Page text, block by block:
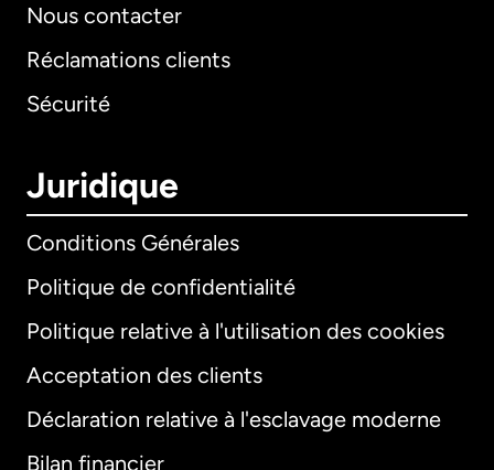
Nous contacter
Réclamations clients
Sécurité
Juridique
Conditions Générales
Politique de confidentialité
Politique relative à l'utilisation des cookies
Acceptation des clients
Déclaration relative à l'esclavage moderne
Bilan financier